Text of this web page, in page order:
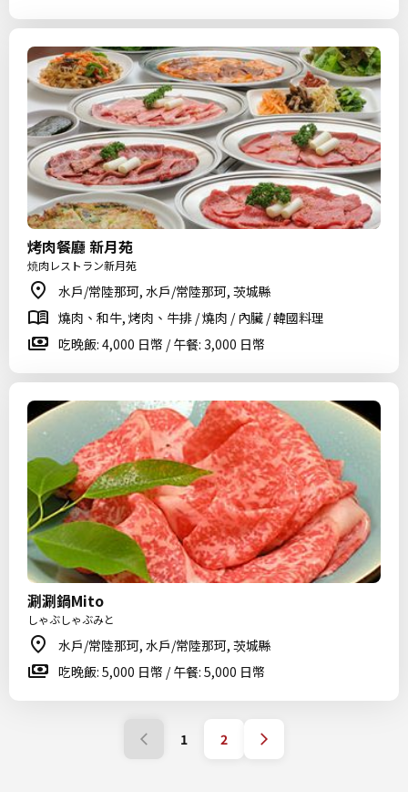
烤肉餐廳 新月苑
焼肉レストラン新月苑
水戶/常陸那珂, 水戶/常陸那珂, 茨城縣
燒肉、和牛, 烤肉、牛排 / 燒肉 / 內臟 / 韓國料理
吃晚飯: 4,000 日幣 / 午餐: 3,000 日幣
涮涮鍋Mito
しゃぶしゃぶみと
水戶/常陸那珂, 水戶/常陸那珂, 茨城縣
吃晚飯: 5,000 日幣 / 午餐: 5,000 日幣
1 2